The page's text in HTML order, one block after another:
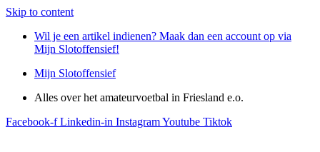
Skip to content
Wil je een artikel indienen? Maak dan een account op via
Mijn Slotoffensief!
Mijn Slotoffensief
Alles over het amateurvoetbal in Friesland e.o.
Facebook-f Linkedin-in InstagramYoutube Tiktok